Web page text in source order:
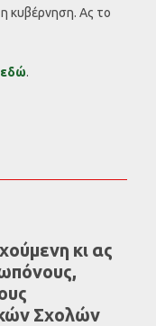
κυβέρνηση. Ας το
εδώ.
κι ας
Σχολών